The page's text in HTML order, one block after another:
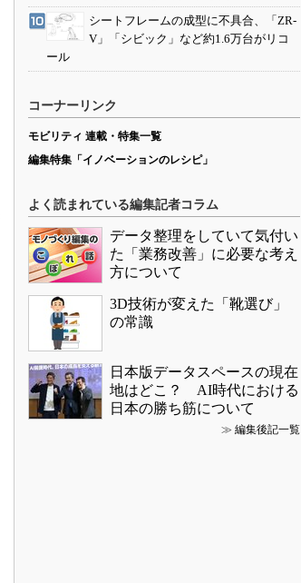
シートフレームの成型に不具合、「ZR-
V」「シビック」など約1.6万台がリコ
ール
コーナーリンク
モビリティ 連載・特集一覧
編集特集「イノベーションのレシピ」
よく読まれている編集記者コラム
データ整理をしていて気付い
た「業務改善」に必要な考え
方について
3D技術が変えた「靴選び」
の常識
日本版データスペースの現在
地はどこ？ AI時代における
日本の勝ち筋について
≫ 編集後記一覧